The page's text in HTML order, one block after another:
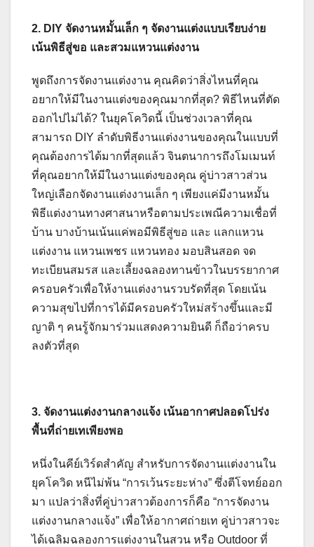
2. DIY จัดงานหมั้นเล็ก ๆ จัดงานแต่งแบบเรียบง่าย
เน้นพิธีสู่ขอ และสวมแหวนแต่งงาน
พูดถึงการจัดงานแต่งงาน คุณคิดว่าสิ่งไหนที่คุณ
อยากให้มีในงานแต่งของคุณมากที่สุด? พิธีไหนที่ตัด
ออกไปไม่ได้? ในยุคโควิดนี้ เป็นช่วงเวลาที่คุณ
สามารถ DIY ลำดับพิธีงานแต่งงานของคุณในแบบที่
คุณต้องการได้มากที่สุดแล้ว จินตนาการถึงโมเมนท์
ที่คุณอยากให้มีในงานแต่งของคุณ คู่บ่าวสาวส่วน
ใหญ่เลือกจัดงานแต่งงานเล็ก ๆ เพียงแค่มีงานหมั้น
พิธีแต่งงานทางศาสนาหรือตามประเพณีความเชื่อที่
บ้าน บางบ้านเน้นแค่พอมีพิธีสู่ขอ และ แลกแหวน
แต่งงาน แหวนเพชร แหวนทอง มอบสินสอด จด
ทะเบียนสมรส และเลี้ยงฉลองทานข้าวในบรรยากาศ
ครอบครัวเพื่อให้งานแต่งงานรวบรัดที่สุด โดยเน้น
ความสุขไปที่การได้มีครอบครัวใหม่สร้างขึ้นและมี
ญาติ ๆ คนรู้จักมาร่วมแสดงความยินดี ก็ถือว่าครบ
ลงตัวที่สุด
3. จัดงานแต่งงานกลางแจ้ง เน้นอากาศปลอดโปร่ง
พื้นที่ถ่ายเทเพียงพอ
หนึ่งในคีย์เวิร์ดสำคัญ สำหรับการจัดงานแต่งงานใน
ยุคโควิด หนีไม่พ้น “การเว้นระยะห่าง” ซึ่งตีโจทย์ออก
มา แปลว่าสิ่งที่คู่บ่าวสาวต้องการก็คือ “การจัดงาน
แต่งงานกลางแจ้ง” เพื่อให้อากาศถ่ายเท คู่บ่าวสาวจะ
ได้เฉลิมฉลองการแต่งงานในสวน หรือ Outdoor ที่